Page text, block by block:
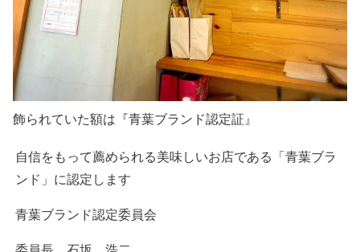
飾られていた額は『青葉ブランド認定証』
自信をもって薦められる美味しいお店である「青葉ブラ
ンド」に認定します
青葉ブランド認定委員会